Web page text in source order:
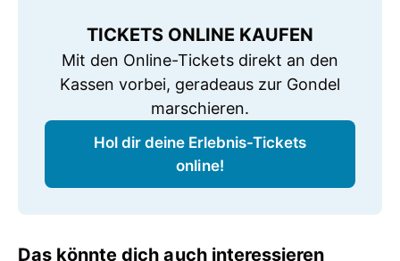
TICKETS ONLINE KAUFEN
Mit den Online-Tickets direkt an den
Kassen vorbei, geradeaus zur Gondel
marschieren.
Hol dir deine Erlebnis-Tickets
online!
Das könnte dich auch interessieren